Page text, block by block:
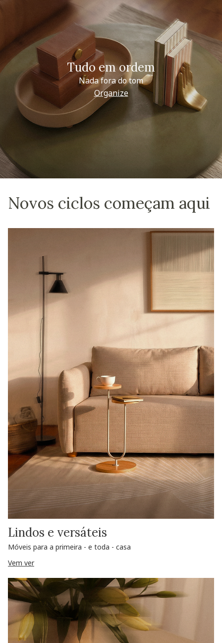
Tudo em ordem
Nada fora do tom
Organize
Novos ciclos começam aqui
Lindos e versáteis
Móveis para a primeira - e toda - casa
Vem ver